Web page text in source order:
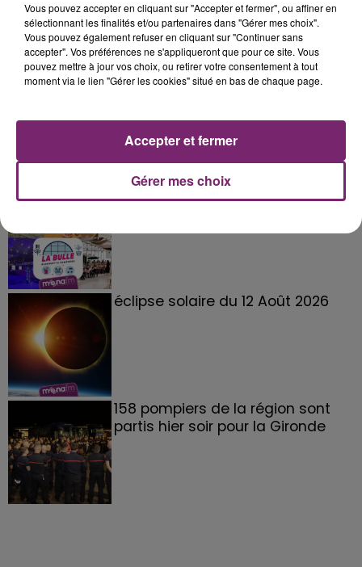
éclipse solaire du 12 Août 2026
158 pompiers de la région sont
partis hier soir pour la Gironde
Vous pouvez accepter en cliquant sur "Accepter et fermer", ou affiner en
sélectionnant les finalités et/ou partenaires dans "Gérer mes choix".
Vous pouvez également refuser en cliquant sur "Continuer sans
accepter". Vos préférences ne s'appliqueront que pour ce site. Vous
pouvez mettre à jour vos choix, ou retirer votre consentement à tout
moment via le lien "Gérer les cookies" situé en bas de chaque page.
Gérer mes choix
Accepter et fermer